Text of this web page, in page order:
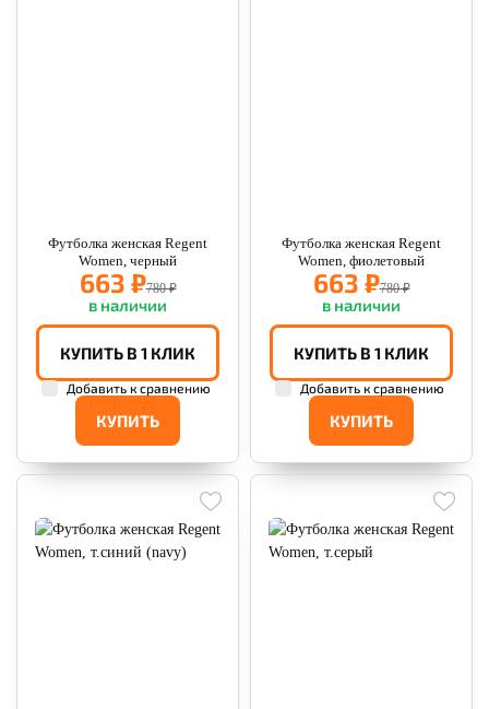
Футболка женская Regent
Women, черный
663 ₽780 ₽
в наличии
КУПИТЬ
КУПИТЬ В 1 КЛИК
Добавить к сравнению
Футболка женская Regent
Women, фиолетовый
663 ₽780 ₽
в наличии
КУПИТЬ
КУПИТЬ В 1 КЛИК
Добавить к сравнению